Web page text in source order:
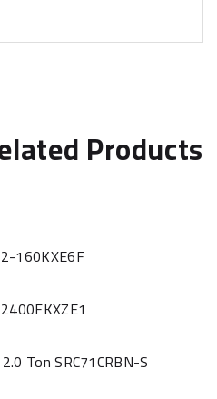
Products
160KXE6F
Ton SRC71CRBN-S